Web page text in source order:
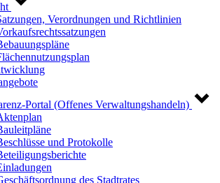
Verordnungen und Richtlinien
Portal (Offenes Verwaltungshandeln)
und Protokolle
des Stadtrates